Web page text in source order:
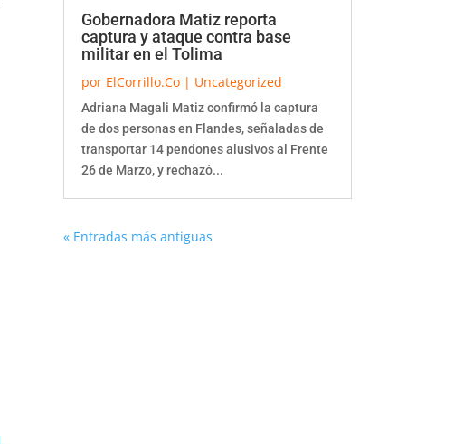
Gobernadora Matiz reporta
captura y ataque contra base
militar en el Tolima
por ElCorrillo.Co| Uncategorized
Adriana Magali Matiz confirmó la captura
de dos personas en Flandes, señaladas de
transportar 14 pendones alusivos al Frente
26 de Marzo, y rechazó...
« Entradas más antiguas